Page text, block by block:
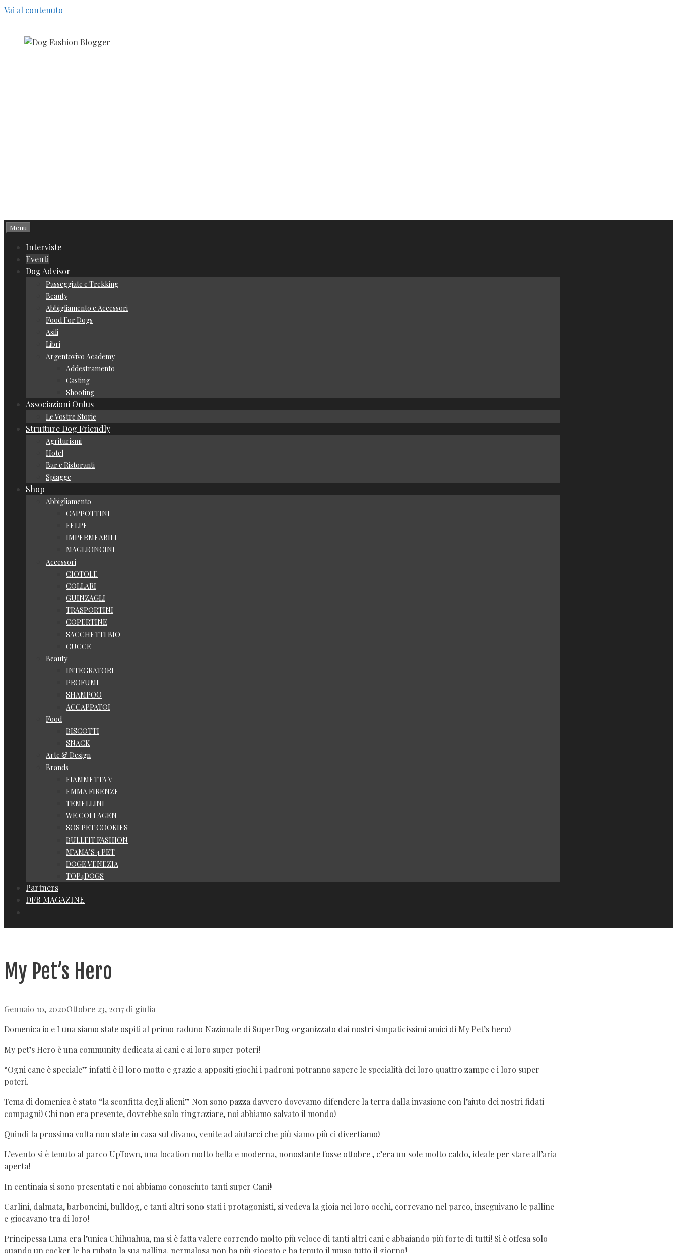
Vai al contenuto
Menu
Interviste
Eventi
Dog Advisor
Passeggiate e Trekking
Beauty
Abbigliamento e Accessori
Food For Dogs
Asili
Libri
Argentovivo Academy
Addestramento
Casting
Shooting
Associazioni Onlus
Le Vostre Storie
Strutture Dog Friendly
Agriturismi
Hotel
Bar e Ristoranti
Spiagge
Shop
Abbigliamento
CAPPOTTINI
FELPE
IMPERMEABILI
MAGLIONCINI
Accessori
CIOTOLE
COLLARI
GUINZAGLI
TRASPORTINI
COPERTINE
SACCHETTI BIO
CUCCE
Beauty
INTEGRATORI
PROFUMI
SHAMPOO
ACCAPPATOI
Food
BISCOTTI
SNACK
Arte & Design
Brands
FIAMMETTA V
EMMA FIRENZE
TEMELLINI
WE.COLLAGEN
SOS PET COOKIES
BULLFIT FASHION
M’AMA’S 4 PET
DOGE VENEZIA
TOP4DOGS
Partners
DFB MAGAZINE
My Pet’s Hero
Gennaio 10, 2020Ottobre 23, 2017 di giulia
Domenica io e Luna siamo state ospiti al primo raduno Nazionale di SuperDog organizzato dai nostri simpaticissimi amici di My Pet’s hero!
My pet’s Hero è una community dedicata ai cani e ai loro super poteri!
“Ogni cane è speciale” infatti è il loro motto e grazie a appositi giochi i padroni potranno sapere le specialità dei loro quattro zampe e i loro super
poteri.
Tema di domenica è stato “la sconfitta degli alieni” Non sono pazza davvero dovevamo difendere la terra dalla invasione con l’aiuto dei nostri fidati
compagni! Chi non era presente, dovrebbe solo ringraziare, noi abbiamo salvato il mondo!
Quindi la prossima volta non state in casa sul divano, venite ad aiutarci che più siamo più ci divertiamo!
L’evento si è tenuto al parco UpTown, una location molto bella e moderna, nonostante fosse ottobre , c’era un sole molto caldo, ideale per stare all’aria
aperta!
In centinaia si sono presentati e noi abbiamo conosciuto tanti super Cani!
Carlini, dalmata, barboncini, bulldog, e tanti altri sono stati i protagonisti, si vedeva la gioia nei loro occhi, correvano nel parco, inseguivano le palline
e giocavano tra di loro!
Principessa Luna era l’unica Chihuahua, ma si è fatta valere correndo molto più veloce di tanti altri cani e abbaiando più forte di tutti! Si è offesa solo